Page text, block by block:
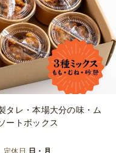
タレ・本場大分の味・ム
ートボックス
定休日 日・月